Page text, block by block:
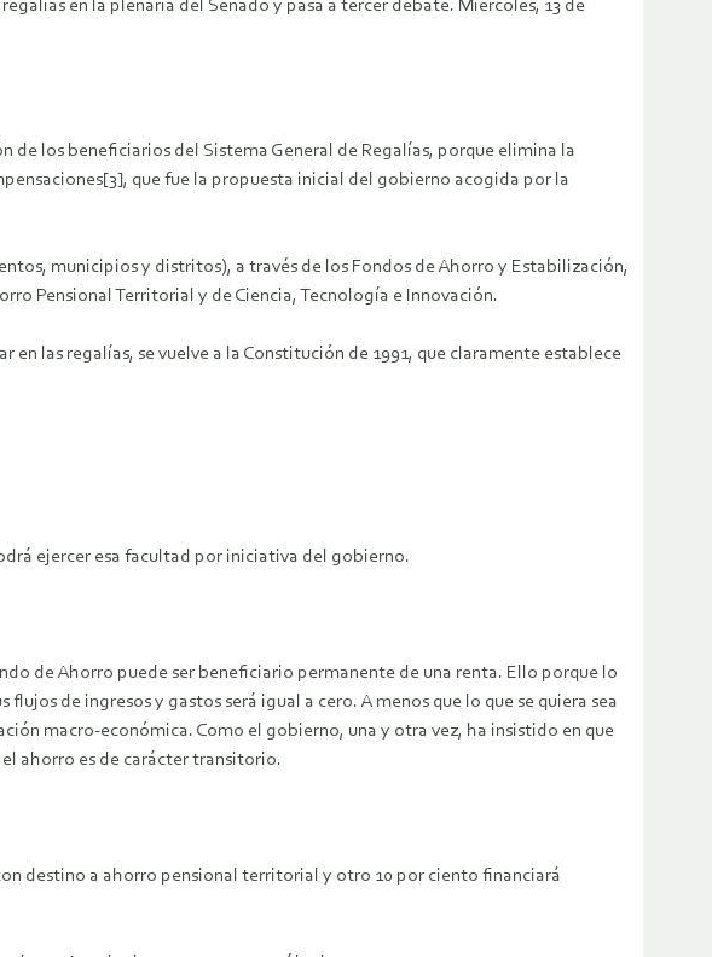
en la plenaria del Senado y pasa a tercer debate. Miércoles, 13 de
los beneficiarios del Sistema General de Regalías, porque elimina la
que fue la propuesta inicial del gobierno acogida por la
municipios y distritos), a través de los Fondos de Ahorro y Estabilización,
Pensional Territorial y de Ciencia, Tecnología e Innovación.
las regalías, se vuelve a la Constitución de 1991, que claramente establece
ejercer esa facultad por iniciativa del gobierno.
de Ahorro puede ser beneficiario permanente de una renta. Ello porque lo
de ingresos y gastos será igual a cero. A menos que lo que se quiera sea
macro-económica. Como el gobierno, una y otra vez, ha insistido en que
ahorro es de carácter transitorio.
destino a ahorro pensional territorial y otro 10 por ciento financiará